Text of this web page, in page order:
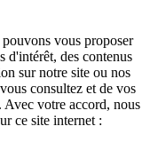
vous proposer
d'intérêt, des contenus
sur notre site ou nos
consultez et de vos
Avec votre accord, nous
ce site internet :